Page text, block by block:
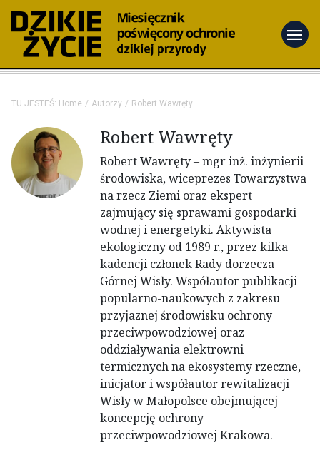
menu
TU JESTEŚ: Home Autorzy Robert Wawręty
Robert Wawręty
Robert Wawręty – mgr inż. inżynierii
środowiska, wiceprezes Towarzystwa
na rzecz Ziemi oraz ekspert
zajmujący się sprawami gospodarki
wodnej i energetyki. Aktywista
ekologiczny od 1989 r., przez kilka
kadencji członek Rady dorzecza
Górnej Wisły. Współautor publikacji
popularno-naukowych z zakresu
przyjaznej środowisku ochrony
przeciwpowodziowej oraz
oddziaływania elektrowni
termicznych na ekosystemy rzeczne,
inicjator i współautor rewitalizacji
Wisły w Małopolsce obejmującej
koncepcję ochrony
przeciwpowodziowej Krakowa.